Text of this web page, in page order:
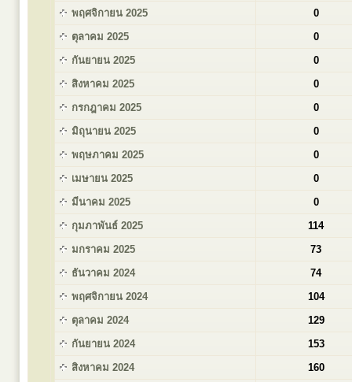
พฤศจิกายน 2025
0
ตุลาคม 2025
0
กันยายน 2025
0
สิงหาคม 2025
0
กรกฎาคม 2025
0
มิถุนายน 2025
0
พฤษภาคม 2025
0
เมษายน 2025
0
มีนาคม 2025
0
กุมภาพันธ์ 2025
114
มกราคม 2025
73
ธันวาคม 2024
74
พฤศจิกายน 2024
104
ตุลาคม 2024
129
กันยายน 2024
153
สิงหาคม 2024
160